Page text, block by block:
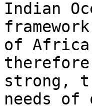
Indian
of
strong,
needs of